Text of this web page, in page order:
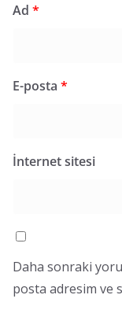
Ad *
E-posta *
İnternet sitesi
Daha sonraki
posta adresim ve